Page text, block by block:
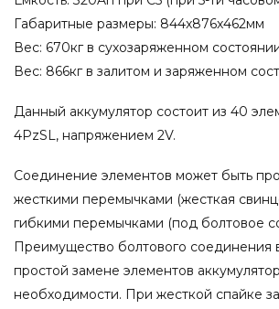
Габаритные размеры: 844x876x462мм
Вес: 670кг в сухозаряженном
Вес: 866кг в залитом и заряженном
Данный аккумулятор состоит из 40
4PzSL, напряжением 2V.
Соединение элементов может быть
жесткими перемычками (жесткая
гибкими перемычками (под болтовое
Преимущество болтового соединения
простой замене элементов
необходимости. При жесткой спайке